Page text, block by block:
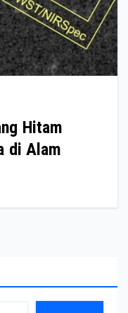
Hitam
di Alam